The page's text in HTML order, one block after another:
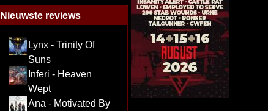
Nieuwste reviews
Lynx - Trinity Of
Suns
Inferi - Heaven
Wept
Ana - Motivated By